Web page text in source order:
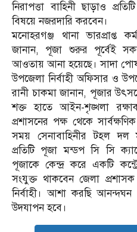
নিরাপত্তা বাহিনী ছাড়াও
বিষয়ে নজরদারি করবেন।
মনোহরগঞ্জ থানা ভারপ্রাপ্ত
জানান, পূজা শুরুর পূর্বেই
আওতায় আনা হয়েছে। সাদা
উপজেলা নির্বাহী অফিসার ও
রানী চাকমা জানান, পূজার
শক্ত হাতে আইন-শৃঙ্খলা
প্রশাসনের পক্ষ থেকে
সময় সেনাবাহিনীর টহল দল
প্রতিটি পূজা মন্ডপ সি সি
পূজাকে কেন্দ্র করে একটি
সংযুক্ত থাকবেন জেলা
নির্বাহী। আশা করছি
উদযাপন হবে।